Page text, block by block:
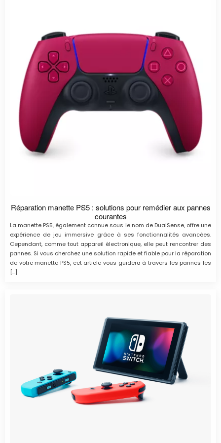
Réparation manette PS5 : solutions pour remédier aux pannes
courantes
La manette PS5, également connue sous le nom de DualSense, offre une
expérience de jeu immersive grâce à ses fonctionnalités avancées.
Cependant, comme tout appareil électronique, elle peut rencontrer des
pannes. Si vous cherchez une solution rapide et fiable pour la réparation
de votre manette PS5, cet article vous guidera à travers les pannes les
[…]